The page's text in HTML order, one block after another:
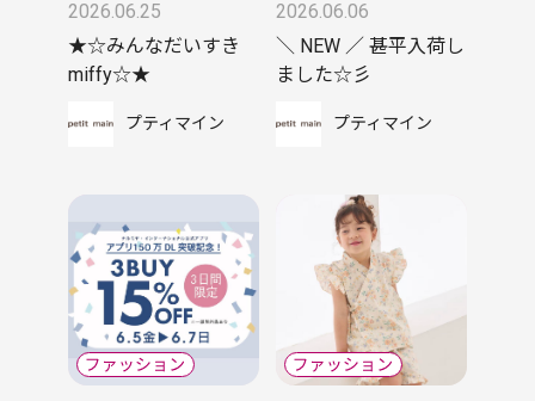
2026.06.25
★☆みんなだいすき
miffy☆★
プティマイン
2026.06.06
＼ NEW ／ 甚平入荷し
ました☆彡
プティマイン